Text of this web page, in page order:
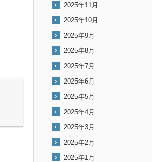
2025年11月
2025年10月
2025年9月
2025年8月
2025年7月
2025年6月
2025年5月
2025年4月
2025年3月
2025年2月
2025年1月